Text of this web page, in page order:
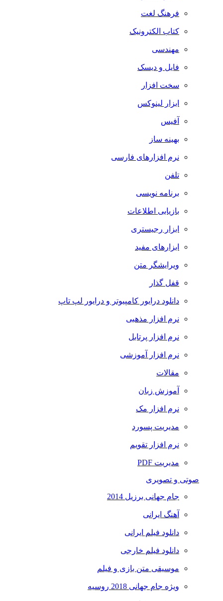
فرهنگ لغت
کتاب الکترونیک
مهندسی
فایل و دیسک
سخت افزار
ابزار لینوکس
آفیس
بهینه ساز
نرم افزارهای فارسی
تلفن
برنامه نویسی
بازیابی اطلاعات
ابزار رجیستری
ابزارهای مفید
ویرایشگر متن
قفل گذار
دانلود درایور کامپیوتر و درایور لپ تاپ
نرم افزار مذهبی
نرم افزار پرتابل
نرم افزار آموزشی
مقالات
آموزش زبان
نرم افزار مک
مدیریت پسورد
نرم افزار تقویم
مدیریت PDF
صوتی و تصویری
جام جهانی برزیل 2014
آهنگ ایرانی
دانلود فیلم ایرانی
دانلود فیلم خارجی
موسیقی متن بازی و فیلم
ویژه جام جهانی 2018 روسیه